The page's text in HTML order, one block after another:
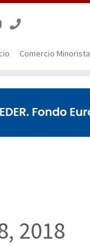
Comercio Minorista
2018